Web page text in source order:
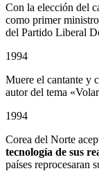
Con la elección del
como primer
del Partido Liberal
1994
Muere el cantante y
autor del tema
1994
Corea del Norte
tecnología de sus
países reprocesaran